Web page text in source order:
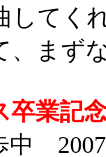
してく
、まず
業記
中